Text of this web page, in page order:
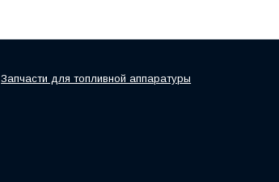
Запчасти для топливной аппаратуры